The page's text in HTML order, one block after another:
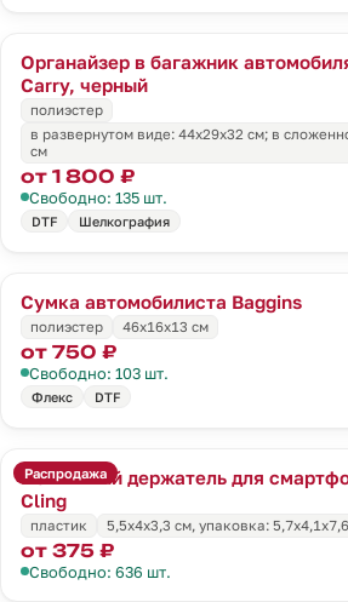
Органайзер в багажник
Carry, черный
полиэстер
в развернутом виде: 44х29х32 см; в
см
от 1 800 ₽
Свободно: 135 шт.
DTF Шелкография
Сумка автомобилиста Baggins
полиэстер
46x16x13 см
от 750 ₽
Свободно: 103 шт.
Флекс DTF
Распродажа
Магнитный держатель для
Cling
пластик 5,5х4х3,3 см, упаковка:
от 375 ₽
Свободно: 636 шт.